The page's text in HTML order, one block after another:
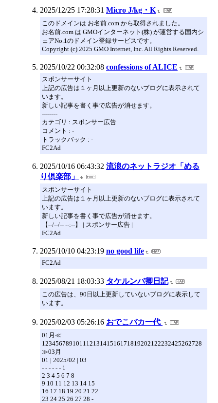
2025/12/25 17:28:31 Micro J/kg・K
このドメインは お名前.com から取得されました。
お名前.com は GMOインターネット(株) が運営する国内シ
ェアNo.1のドメイン登録サービスです。
Copyright (c) 2025 GMO Internet, Inc. All Rights Reserved.
2025/10/22 00:32:08 confessions of ALICE
スポンサーサイト
上記の広告は１ヶ月以上更新のないブログに表示されて
います。
新しい記事を書く事で広告が消せます。
--------
カテゴリ : スポンサー広告
コメント : -
トラックバック : -
FC2Ad
2025/10/16 06:43:32 流浪のネットラジオ「める
り倶楽部」
スポンサーサイト
上記の広告は１ヶ月以上更新のないブログに表示されて
います。
新しい記事を書く事で広告が消せます。
【--/--/-- --:--】 | スポンサー広告 |
FC2Ad
2025/10/10 04:23:19 no good life
FC2Ad
2025/08/21 18:03:33 タケルンバ卿日記
この広告は、90日以上更新していないブログに表示して
います。
2025/02/03 05:26:16 おでこバカ一代
01月≪
12345678910111213141516171819202122232425262728
≫03月
01 | 2025/02 | 03
- - - - - - 1
2 3 4 5 6 7 8
9 10 11 12 13 14 15
16 17 18 19 20 21 22
23 24 25 26 27 28 -